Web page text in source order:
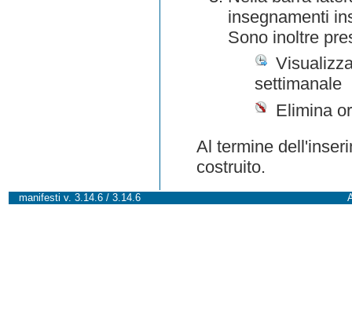
insegnamenti
Sono inoltre
settimanale
Elimina
Al termine
costruito.
manifesti v. 3.14.6 / 3.14.6